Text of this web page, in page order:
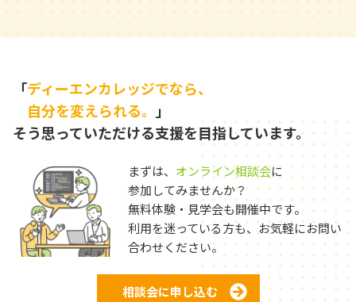
「ディーエンカレッジでなら、
自分を変えられる。 」
そう思っていただける支援を目指しています。
まずは、 オンライン相談会に
参加してみませんか？
無料体験・見学会も開催中です。
利用を迷っている方も、お気軽にお問い
合わせください。
相談会に申し込む